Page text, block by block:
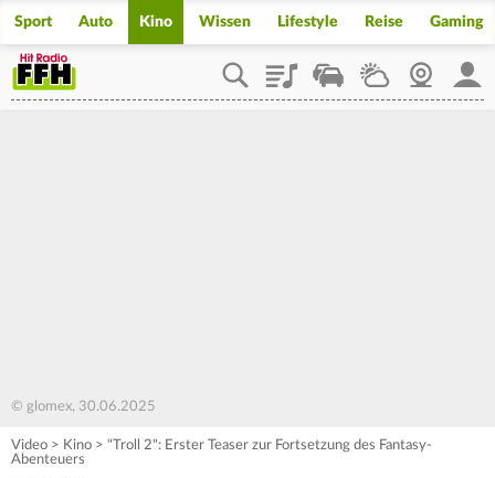
Sport Auto Kino Wissen Lifestyle Reise Gaming
PlaylistStaupilotWetterWebcam
© glomex, 30.06.2025
Video > Kino > "Troll 2": Erster Teaser zur Fortsetzung des Fantasy-
Abenteuers